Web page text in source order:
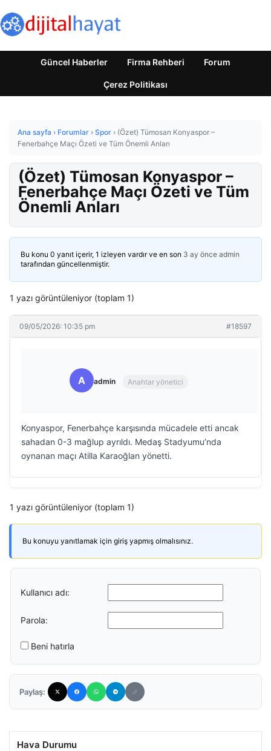
Güncel Haberler Firma Rehberi Forum
Çerez Politikası
Ana sayfa › Forumlar › Spor › (Özet) Tümosan Konyaspor –
Fenerbahçe Maçı Özeti ve Tüm Önemli Anları
(Özet) Tümosan Konyaspor –
Fenerbahçe Maçı Özeti ve Tüm
Önemli Anları
Bu konu 0 yanıt içerir, 1 izleyen vardır ve en son 3 ay önce admin
tarafından güncellenmiştir.
1 yazı görüntüleniyor (toplam 1)
09/05/2026: 10:35 pm #18597
A admin Anahtar yönetici
Konyaspor, Fenerbahçe karşısında mücadele etti ancak
sahadan 0-3 mağlup ayrıldı. Medaş Stadyumu’nda
oynanan maçı Atilla Karaoğlan yönetti.
1 yazı görüntüleniyor (toplam 1)
Bu konuyu yanıtlamak için giriş yapmış olmalısınız.
Kullanıcı adı:
Parola:
Beni hatırla
Paylaş:
Hava Durumu